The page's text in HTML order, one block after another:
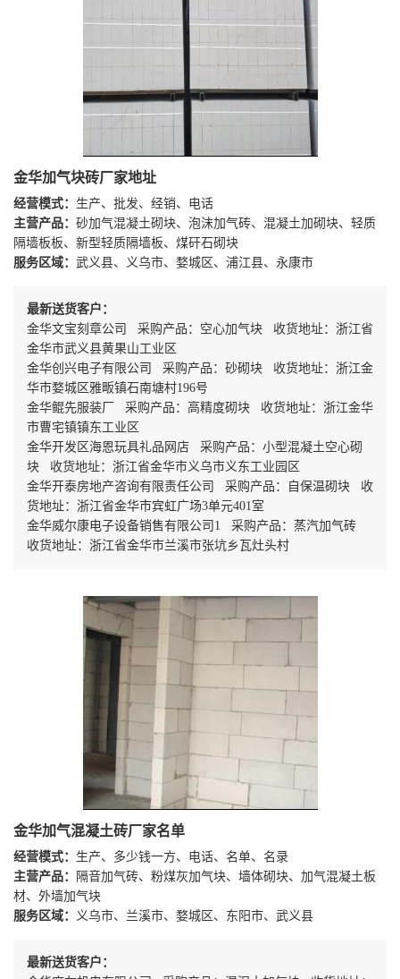
金华加气块砖厂家地址
经营模式： 生产、批发、经销、电话
主营产品： 砂加气混凝土砌块、泡沫加气砖、混凝土加砌块、轻质
隔墙板板、新型轻质隔墙板、煤矸石砌块
服务区域： 武义县、义乌市、婺城区、浦江县、永康市
最新送货客户：
金华文宝刻章公司 采购产品：空心加气块 收货地址：浙江省
金华市武义县黄果山工业区
金华创兴电子有限公司 采购产品：砂砌块 收货地址：浙江金
华市婺城区雅畈镇石南塘村196号
金华鲲先服装厂 采购产品：高精度砌块 收货地址：浙江金华
市曹宅镇镇东工业区
金华开发区海恩玩具礼品网店 采购产品：小型混凝土空心砌
块 收货地址：浙江省金华市义乌市义东工业园区
金华开泰房地产咨询有限责任公司 采购产品：自保温砌块 收
货地址：浙江省金华市宾虹广场3单元401室
金华威尔康电子设备销售有限公司1 采购产品：蒸汽加气砖
收货地址：浙江省金华市兰溪市张坑乡瓦灶头村
金华加气混凝土砖厂家名单
经营模式： 生产、多少钱一方、电话、名单、名录
主营产品：
隔音加气砖、粉煤灰加气块、墙体砌块、加气混凝土板
材、外墙加气块
服务区域：
义乌市、兰溪市、婺城区、东阳市、武义县
最新送货客户：